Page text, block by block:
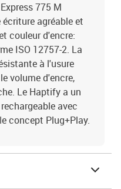
775 M
agréable et
couleur d'encre:
ISO 12757-2. La
à l'usure
volume d'encre,
Le Haptify a un
avec
concept Plug+Play.